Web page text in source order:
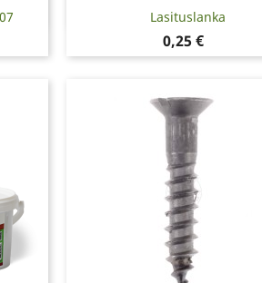
Lasituslanka
Hinta
0,25 €
 Pikakatselu